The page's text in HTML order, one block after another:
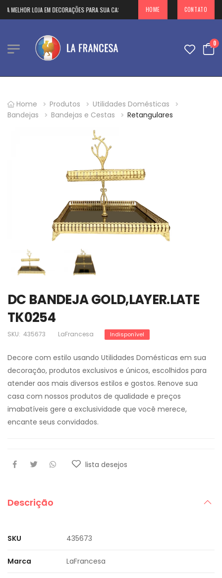
A MELHOR LOJA EM DECORAÇÕES PARA SUA CASA NO PARAGUAYHOME CONTATO
0
Home Produtos
Utilidades Domésticas
Bandejas
Bandejas e Cestas Retangulares
DC BANDEJA GOLD,LAYER.LATE
TK0254
SKU: 435673 LaFrancesa Indisponível
Decore com estilo usando Utilidades Domésticas em sua
decoração, produtos exclusivos e únicos, escolhidos para
atender aos mais diversos estilos e gostos. Renove sua
casa com nossos produtos de qualidade e preços
imabatíveis gere a exclusividade que você merece,
encante seus convidados.
lista desejos
Descrição
SKU 435673
Marca LaFrancesa